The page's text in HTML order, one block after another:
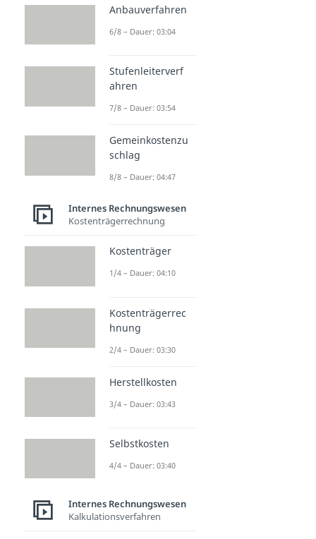
Anbauverfahren
6/8 – Dauer: 03:04
Stufenleiterverf
ahren
7/8 – Dauer: 03:54
Gemeinkostenzu
schlag
8/8 – Dauer: 04:47
Internes Rechnungswesen
Kostenträgerrechnung
Kostenträger
1/4 – Dauer: 04:10
Kostenträgerrec
hnung
2/4 – Dauer: 03:30
Herstellkosten
3/4 – Dauer: 03:43
Selbstkosten
4/4 – Dauer: 03:40
Internes Rechnungswesen
Kalkulationsverfahren